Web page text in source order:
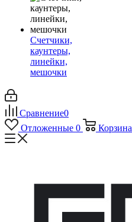
Счетчики,
каунтеры,
линейки,
мешочки
Сравнение0
Отложенные 0 Корзина